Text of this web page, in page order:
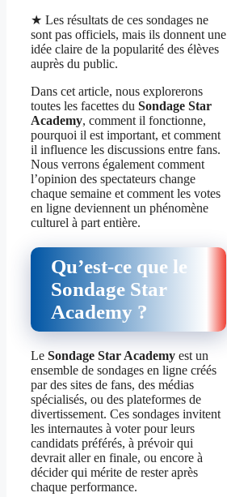
★ Les résultats de ces sondages ne
sont pas officiels, mais ils donnent une
idée claire de la popularité des élèves
auprès du public.
Dans cet article, nous explorerons
toutes les facettes du Sondage Star
Academy, comment il fonctionne,
pourquoi il est important, et comment
il influence les discussions entre fans.
Nous verrons également comment
l’opinion des spectateurs change
chaque semaine et comment les votes
en ligne deviennent un phénomène
culturel à part entière.
Qu’est‑ce que le
Sondage Star
Academy ?
Le Sondage Star Academy est un
ensemble de sondages en ligne créés
par des sites de fans, des médias
spécialisés, ou des plateformes de
divertissement. Ces sondages invitent
les internautes à voter pour leurs
candidats préférés, à prévoir qui
devrait aller en finale, ou encore à
décider qui mérite de rester après
chaque performance.